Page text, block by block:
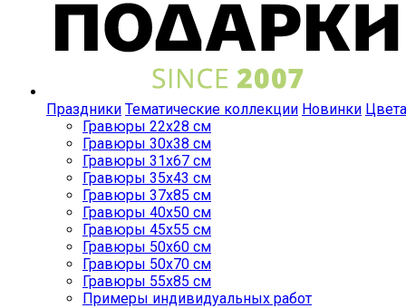
Праздники Тематические коллекции Новинки Цвета
Гравюры 22x28 см
Гравюры 30x38 см
Гравюры 31x67 см
Гравюры 35x43 см
Гравюры 37x85 см
Гравюры 40x50 см
Гравюры 45x55 см
Гравюры 50x60 см
Гравюры 50x70 см
Гравюры 55x85 см
Примеры индивидуальных работ